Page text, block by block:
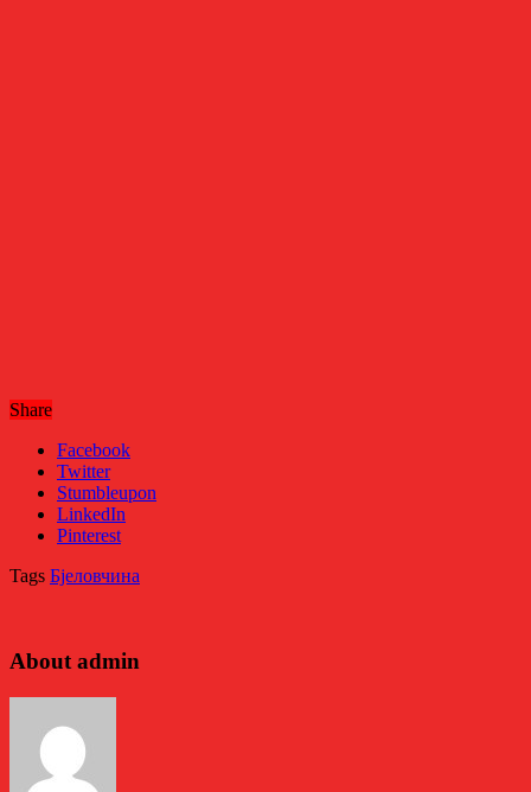
Share
Facebook
Twitter
Stumbleupon
LinkedIn
Pinterest
Tags Бјеловчина
About admin